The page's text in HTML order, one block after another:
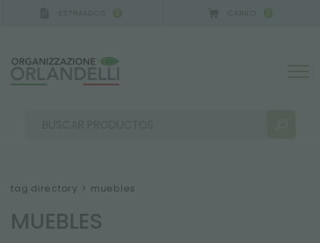
0 0
RESULTADOS DE LA BÚSQUEDA:
tag directory > muebles
MUEBLES